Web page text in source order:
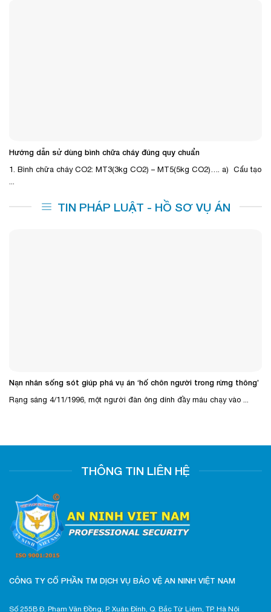
Hướng dẫn sử dùng bình chữa cháy đúng quy chuẩn
1. Bình chữa cháy CO2: MT3(3kg CO2) – MT5(5kg CO2)…. a) Cấu tạo
TIN PHÁP LUẬT - HỒ SƠ VỤ ÁN
Nạn nhân sống sót giúp phá vụ án ‘hố chôn người trong rừng thông’
Rạng sáng 4/11/1996, một người đàn ông dính đầy máu chạy vào ...
THÔNG TIN LIÊN HỆ
CÔNG TY CỔ PHẦN TM DỊCH VỤ BẢO VỆ AN NINH VIỆT NAM
Số 255B Đ. Phạm Văn Đồng, P. Xuân Đỉnh, Q. Bắc Từ Liêm, TP. Hà Nội